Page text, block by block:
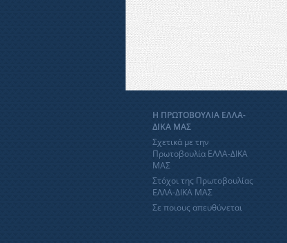
Η ΠΡΩΤΟΒΟΥΛΙΑ ΕΛΛΑ-
ΔΙΚΑ ΜΑΣ
Σχετικά με την
Πρωτοβουλία ΕΛΛΑ-ΔΙΚΑ
ΜΑΣ
Στόχοι της Πρωτοβουλίας
ΕΛΛΑ-ΔΙΚΑ ΜΑΣ
Σε ποιους απευθύνεται